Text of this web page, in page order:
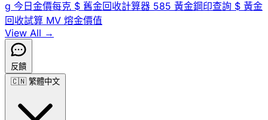
g 今日金價每克 $ 舊金回收計算器 585 黃金鋼印查詢 $ 黃金
回收試算 MV 熔金價值
View All →
反饋
🇨🇳 繁體中文